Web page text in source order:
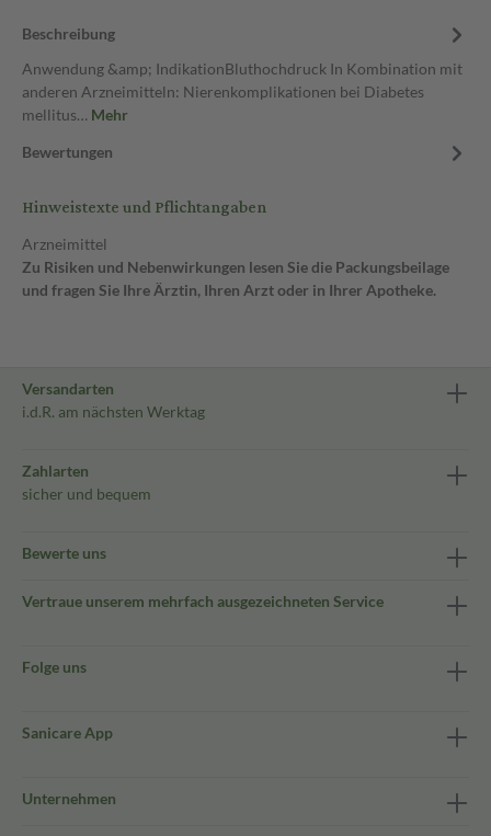
Beschreibung
Anwendung &amp; IndikationBluthochdruck In Kombination mit
anderen Arzneimitteln: Nierenkomplikationen bei Diabetes
mellitus… Mehr
Bewertungen
Hinweistexte und Pflichtangaben
Arzneimittel
Zu Risiken und Nebenwirkungen lesen Sie die Packungsbeilage
und fragen Sie Ihre Ärztin, Ihren Arzt oder in Ihrer Apotheke.
Versandarten
i.d.R. am nächsten Werktag
Zahlarten
sicher und bequem
Bewerte uns
Vertraue unserem mehrfach ausgezeichneten Service
Folge uns
Sanicare App
Unternehmen